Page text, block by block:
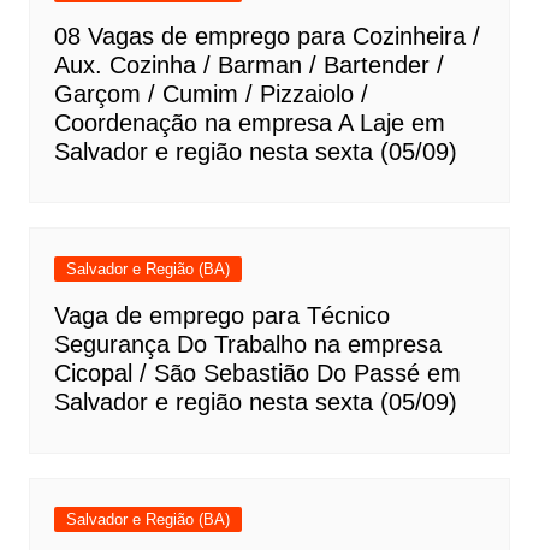
08 Vagas de emprego para Cozinheira /
Aux. Cozinha / Barman / Bartender /
Garçom / Cumim / Pizzaiolo /
Coordenação na empresa A Laje em
Salvador e região nesta sexta (05/09)
Salvador e Região (BA)
Vaga de emprego para Técnico
Segurança Do Trabalho na empresa
Cicopal / São Sebastião Do Passé em
Salvador e região nesta sexta (05/09)
Salvador e Região (BA)